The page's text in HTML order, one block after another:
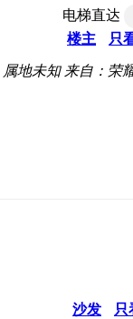
电梯直达
楼主
只
属地未知 来自：荣
沙发 只